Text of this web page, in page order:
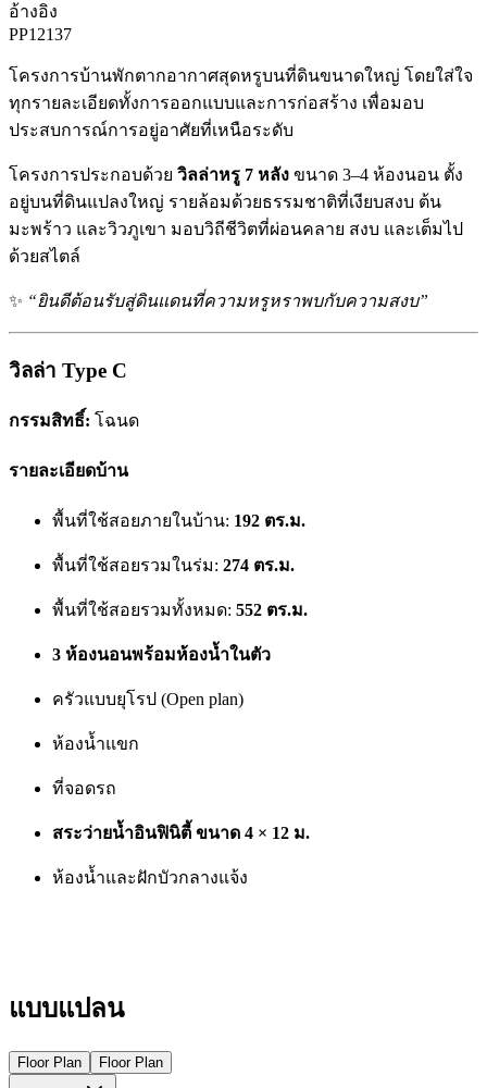
อ้างอิง
PP12137
โครงการบ้านพักตากอากาศสุดหรูบนที่ดินขนาดใหญ่ โดยใส่ใจ
ทุกรายละเอียดทั้งการออกแบบและการก่อสร้าง เพื่อมอบ
ประสบการณ์การอยู่อาศัยที่เหนือระดับ
โครงการประกอบด้วย วิลล่าหรู 7 หลัง ขนาด 3–4 ห้องนอน ตั้ง
อยู่บนที่ดินแปลงใหญ่ รายล้อมด้วยธรรมชาติที่เงียบสงบ ต้น
มะพร้าว และวิวภูเขา มอบวิถีชีวิตที่ผ่อนคลาย สงบ และเต็มไป
ด้วยสไตล์
✨ “ยินดีต้อนรับสู่ดินแดนที่ความหรูหราพบกับความสงบ”
วิลล่า Type C
กรรมสิทธิ์: โฉนด
รายละเอียดบ้าน
พื้นที่ใช้สอยภายในบ้าน: 192 ตร.ม.
พื้นที่ใช้สอยรวมในร่ม: 274 ตร.ม.
พื้นที่ใช้สอยรวมทั้งหมด: 552 ตร.ม.
3 ห้องนอนพร้อมห้องน้ำในตัว
ครัวแบบยุโรป (Open plan)
ห้องน้ำแขก
ที่จอดรถ
สระว่ายน้ำอินฟินิตี้ ขนาด 4 × 12 ม.
ห้องน้ำและฝักบัวกลางแจ้ง
แบบแปลน
Floor Plan Floor Plan